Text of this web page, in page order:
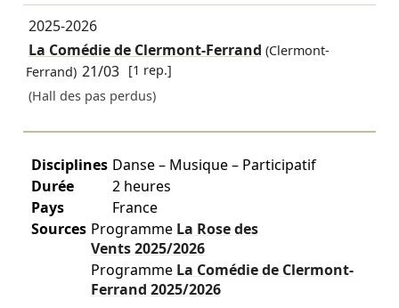
2025-2026
La Comédie de Clermont-Ferrand (Clermont-
Ferrand) 21/03 [1 rep.]
(Hall des pas perdus)
Disciplines Danse – Musique – Participatif
Durée
2 heures
Pays
France
Sources Programme La Rose des
Vents2025/2026
Programme La Comédie de Clermont-
Ferrand 2025/2026